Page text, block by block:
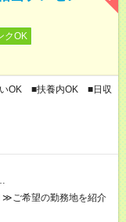
クOK
OK ■扶養内OK ■日収
ご希望の勤務地を紹介